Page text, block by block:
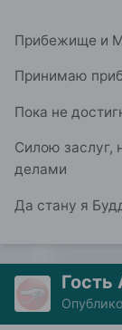
Прибежище и
Принимаю
Пока не
Силою заслуг,
делами
Да стану я
Гость